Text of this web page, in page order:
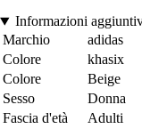
Informazioni
Marchio
adidas
Colore
khasix
Colore
Beige
Sesso
Donna
Fascia d'età
Adulti